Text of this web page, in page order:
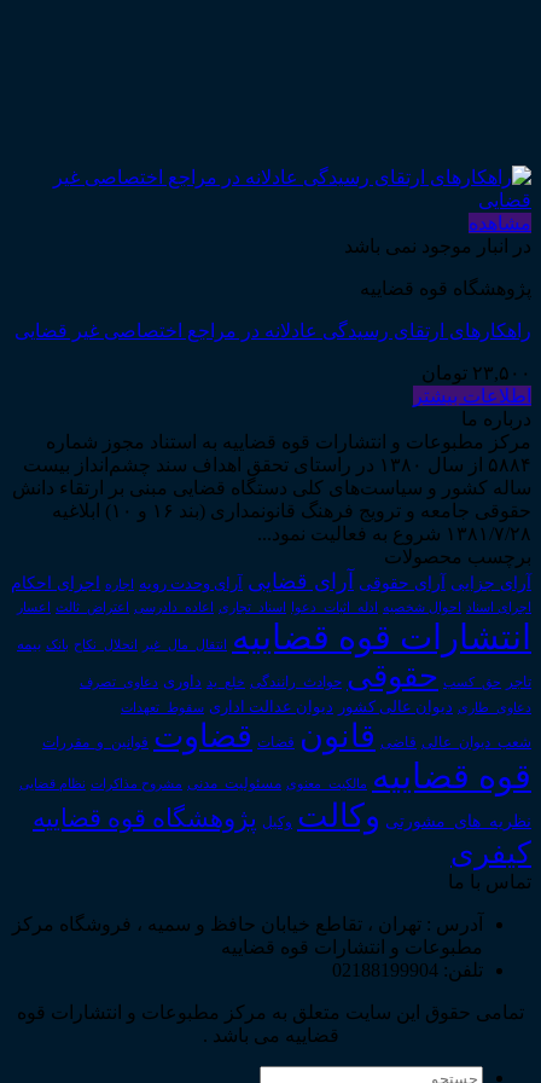
مشاهده
در انبار موجود نمی باشد
پژوهشگاه قوه قضاییه
راهکارهای ارتقای رسیدگی عادلانه در مراجع اختصاصی غیر قضایی
۲۳,۵۰۰ تومان
اطلاعات بیشتر
درباره ما
مرکز مطبوعات و انتشارات قوه قضاییه به استناد مجوز شماره
۵۸۸۴ از سال ۱۳۸۰ در راستای تحقق اهداف سند چشم‌انداز بیست
ساله کشور و سیاست‌های کلی دستگاه قضایی مبنی بر ارتقاء دانش
حقوقی جامعه و ترویج فرهنگ قانونمداری (بند ۱۶ و ۱۰) ابلاغیه
۱۳۸۱/۷/۲۸ شروع به فعالیت نمود...
برچسب محصولات
آرای جزایی آرای حقوقی آرای قضایی آرای وحدت رویه اجاره اجرای احکام
اجرای اسناد احوال شخصیه ادله_اثبات_دعوا اسناد_تجاری اعاده_دادرسی اعتراض_ثالث اعسار
انتشارات قوه قضاییه انتقال_مال_غیر انحلال_نکاح بانک بیمه
تاجر حق_کسب حقوقی حوادث_رانندگی خلع_ید داوری دعاوی_تصرف
دعاوی_طاری دیوان عالی کشور دیوان عدالت اداری سقوط_تعهدات
شعب_دیوان_عالی قاضی قانون قضات قضاوت قوانین_و_مقررات
قوه قضاییه مالکیت_معنوی مسئولیت_مدنی مشروح مذاکرات نظام قضایی
نظریه_های_مشورتی وکالت وکیل پژوهشگاه قوه قضاییه
کیفری
تماس با ما
آدرس : تهران ، تقاطع خیابان حافظ و سمیه ، فروشگاه مرکز
مطبوعات و انتشارات قوه قضاییه
تلفن: 02188199904
تمامی حقوق این سایت متعلق به مرکز مطبوعات و انتشارات قوه
قضاییه می باشد .
جستجو